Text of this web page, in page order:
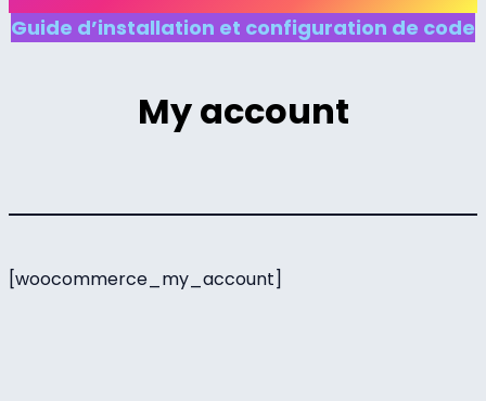
Guide d’installation et configuration de code
My account
[woocommerce_my_account]